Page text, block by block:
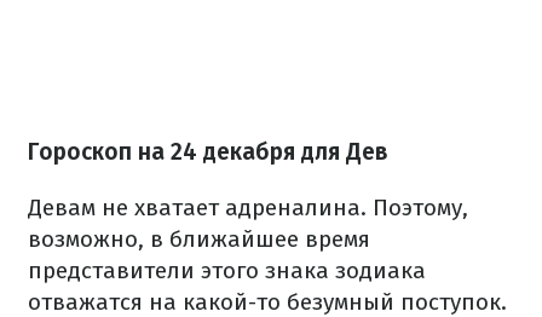
Гороскоп на 24 декабря для Дев
Девам не хватает адреналина. Поэтому,
возможно, в ближайшее время
представители этого знака зодиака
отважатся на какой-то безумный поступок.